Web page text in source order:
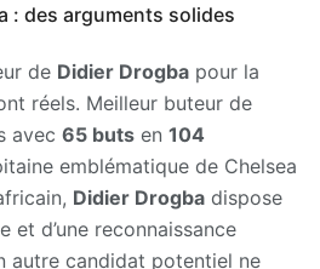
: des arguments solides
de Didier Drogba pour la
réels. Meilleur buteur de
avec 65 buts en 104
emblématique de Chelsea
Didier Drogba dispose
et d’une reconnaissance
autre candidat potentiel ne